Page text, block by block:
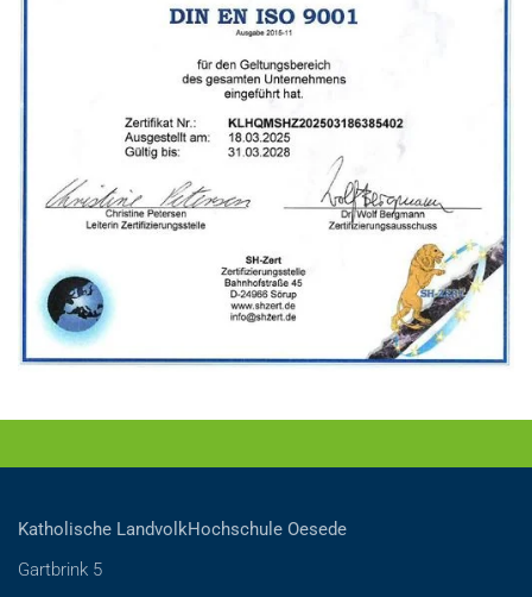
Katholische LandvolkHochschule Oesede
Gartbrink 5